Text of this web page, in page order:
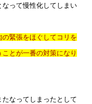
って慢性化してしまい
緊張をほぐしてコリを
とが一番の対策になり
なってしまったとして